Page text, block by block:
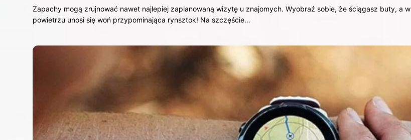
Zapachy mogą zrujnować nawet najlepiej zaplanowaną wizytę u znajomych. Wyobraź sobie, że ściągasz buty, a w
powietrzu unosi się woń przypominająca rynsztok! Na szczęście…